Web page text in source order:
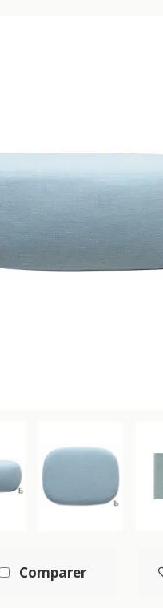
Comparer